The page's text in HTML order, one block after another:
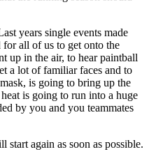
years single events made
for all of us to get onto the
up in the air, to hear paintball
a lot of familiar faces and to
is going to bring up the
is going to run into a huge
by you and you teammates
start again as soon as possible.